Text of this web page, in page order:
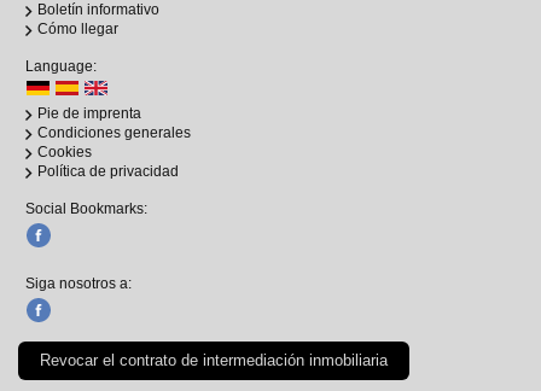
Boletín informativo
Cómo llegar
Language:
Pie de imprenta
Condiciones generales
Cookies
Política de privacidad
Social Bookmarks:
Siga nosotros a:
Revocar el contrato de intermediación inmobiliaria